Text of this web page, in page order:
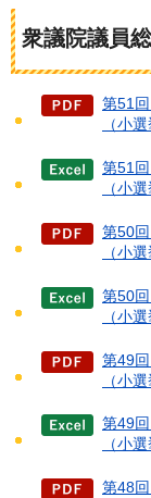
衆議院議員
第51
（小
第51
（小
第50
（小
第50
（小
第49
（小
第49
（小
第48